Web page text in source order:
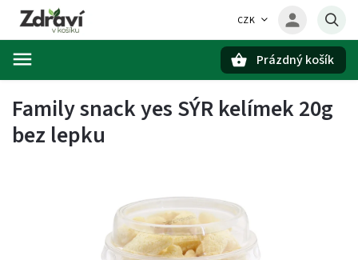
CZK
Prázdný košík
Family snack yes SÝR kelímek 20g
bez lepku